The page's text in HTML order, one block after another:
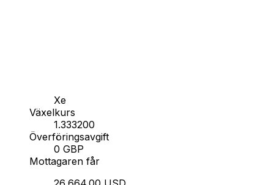
Xe
Växelkurs
1.333200
Överföringsavgift
0 GBP
Mottagaren får